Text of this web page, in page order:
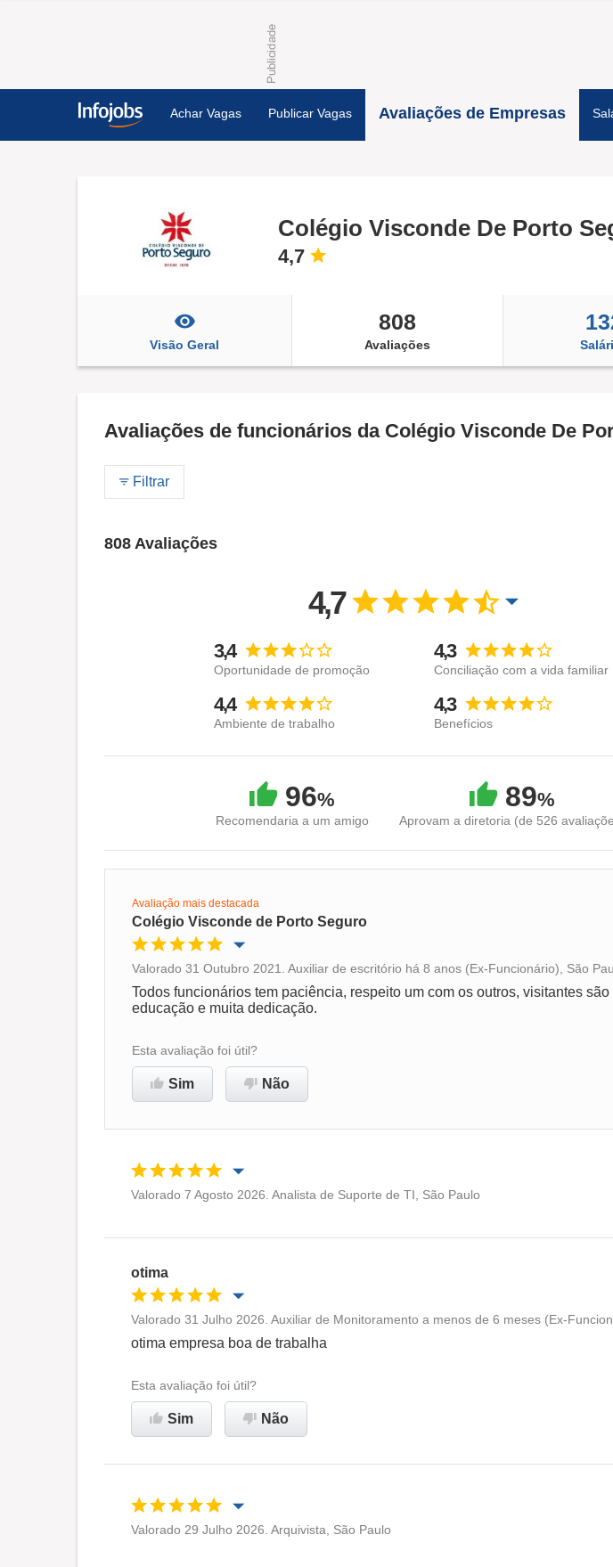
Achar Vagas Publicar Vagas Avaliações de Empresas
Colégio Visconde De Porto
4,7
Visão Geral
808
Avaliações
Avaliações de funcionários da Colégio Visconde De
Filtrar
808 Avaliações
4,7
3,4
Oportunidade de promoção
4,3
Conciliação com a vida familiar
4,4
Ambiente de trabalho
4,3
Benefícios
96%
Recomendaria a um amigo
89%
Aprovam a diretoria (de 526
Avaliação mais destacada
Colégio Visconde de Porto Seguro
Oportunidade de promoção Conciliação com a vida familiar
Recomenda esta empresa
Valorado 31 Outubro 2021. Auxiliar de escritório há 8 anos (Ex-Funcionário), São
Todos funcionários tem paciência, respeito um com os outros, visitantes
educação e muita dedicação.
Esta avaliação foi útil?
Sim Não
Valorado 7 Agosto 2026. Analista de Suporte de TI, São Paulo
otima
Oportunidade de promoção
Ambiente de trabalho
Recomenda esta empresa
Valorado 31 Julho 2026. Auxiliar de Monitoramento a menos de 6 meses (Ex-
otima empresa boa de trabalha
Esta avaliação foi útil?
Sim Não
Valorado 29 Julho 2026. Arquivista, São Paulo